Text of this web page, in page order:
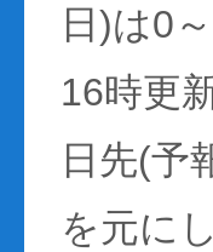
日)は0
16時更
日先(予
を元に